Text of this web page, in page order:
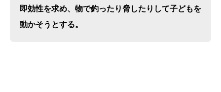
即効性を求め、物で釣ったり脅したりして子どもを
動かそうとする。